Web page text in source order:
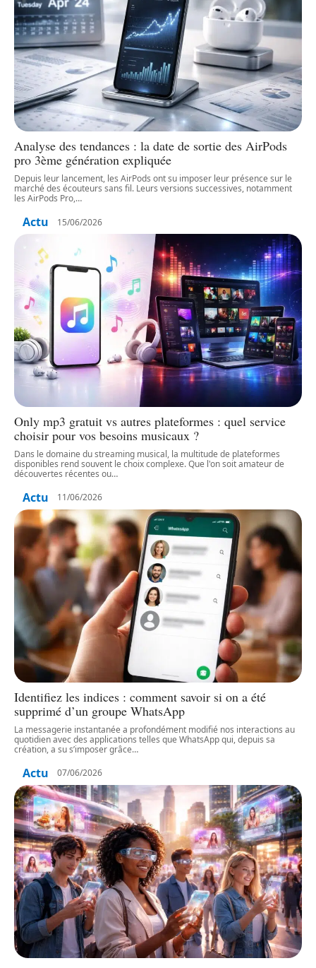
Analyse des tendances : la date de sortie des AirPods
pro 3ème génération expliquée
Depuis leur lancement, les AirPods ont su imposer leur présence sur le
marché des écouteurs sans fil. Leurs versions successives, notamment
les AirPods Pro,…
Actu 15/06/2026
Only mp3 gratuit vs autres plateformes : quel service
choisir pour vos besoins musicaux ?
Dans le domaine du streaming musical, la multitude de plateformes
disponibles rend souvent le choix complexe. Que l'on soit amateur de
découvertes récentes ou…
Actu 11/06/2026
Identifiez les indices : comment savoir si on a été
supprimé d’un groupe WhatsApp
La messagerie instantanée a profondément modifié nos interactions au
quotidien avec des applications telles que WhatsApp qui, depuis sa
création, a su s’imposer grâce…
Actu 07/06/2026